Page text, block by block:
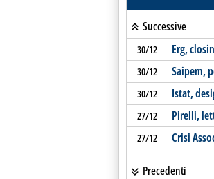
Successive
30/12 Erg,
30/12 Saipem,
30/12 Istat,
27/12 Pirelli,
27/12 Crisi
Precedenti